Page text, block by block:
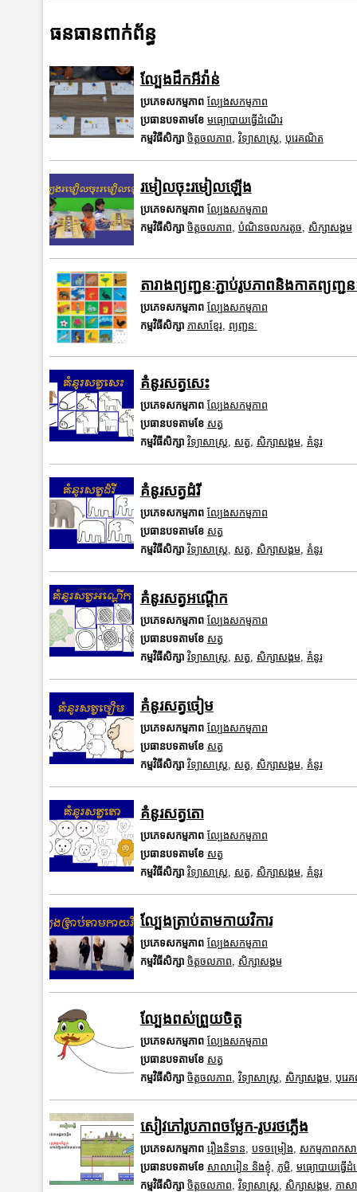
ធនធានពាក់ព័ន្ធ
ល្បែងដឹកអីវ៉ាន់
ប្រភេទសកម្មភាព ល្បែងសកម្មភាព
ប្រធានបទតាមខែ មធ្យោបាយធ្វើដំណើរ
កម្មវិធីសិក្សា ចិត្តចលភាព វិទ្យាសាស្រ្ត បុរេគណិត
រមៀលចុះរមៀលឡើង
ប្រភេទសកម្មភាព ល្បែងសកម្មភាព
កម្មវិធីសិក្សា ចិត្តចលភាព បំណិនចលករតូច សិក្សាសង្គម
តារាងព្យញ្ជនៈភ្ជាប់រូបភាពនិងកាតព្យញ្ជន
ប្រភេទសកម្មភាព ល្បែងសកម្មភាព
កម្មវិធីសិក្សា ភាសាខ្មែរ, ព្យញ្ជនៈ
គំនូរសត្វសេះ
ប្រភេទសកម្មភាព ល្បែងសកម្មភាព
ប្រធានបទតាមខែ សត្វ
កម្មវិធីសិក្សា វិទ្យាសាស្រ្ត សត្វ សិក្សាសង្គម, គំនូរ
គំនូរសត្វដំរី
ប្រភេទសកម្មភាព ល្បែងសកម្មភាព
ប្រធានបទតាមខែ សត្វ
កម្មវិធីសិក្សា វិទ្យាសាស្រ្ត សត្វ សិក្សាសង្គម, គំនូរ
គំនូរសត្វអណ្តើក
ប្រភេទសកម្មភាព ល្បែងសកម្មភាព
ប្រធានបទតាមខែ សត្វ
កម្មវិធីសិក្សា វិទ្យាសាស្រ្ត សត្វ សិក្សាសង្គម, គំនូរ
គំនូរសត្វចៀម
ប្រភេទសកម្មភាព ល្បែងសកម្មភាព
ប្រធានបទតាមខែ សត្វ
កម្មវិធីសិក្សា វិទ្យាសាស្រ្ត សត្វ សិក្សាសង្គម, គំនូរ
គំនូរសត្វតោ
ប្រភេទសកម្មភាព ល្បែងសកម្មភាព
ប្រធានបទតាមខែ សត្វ
កម្មវិធីសិក្សា វិទ្យាសាស្រ្ត សត្វ សិក្សាសង្គម, គំនូរ
ល្បែងត្រាប់តាមកាយវិការ
ប្រភេទសកម្មភាព ល្បែងសកម្មភាព
កម្មវិធីសិក្សា ចិត្តចលភាព សិក្សាសង្គម
ល្បែងពស់ព្រួយចិត្ត
ប្រភេទសកម្មភាព ល្បែងសកម្មភាព
ប្រធានបទតាមខែ សត្វ
កម្មវិធីសិក្សា ចិត្តចលភាព វិទ្យាសាស្រ្ត សិក្សាសង្គម, បុរេ
សៀវភៅរូបភាពចម្លែក-រូបរថភ្លើង
ប្រភេទសកម្មភាព រឿងនិទាន បទចម្រៀង សកម្មភាពកស
ប្រធានបទតាមខែ សាលារៀន និងខ្ញុំ ភូមិ, មធ្យោបាយធ្វើ
កម្មវិធីសិក្សា ចិត្តចលភាព វិទ្យាសាស្រ្ត សិក្សាសង្គម, ភាសា